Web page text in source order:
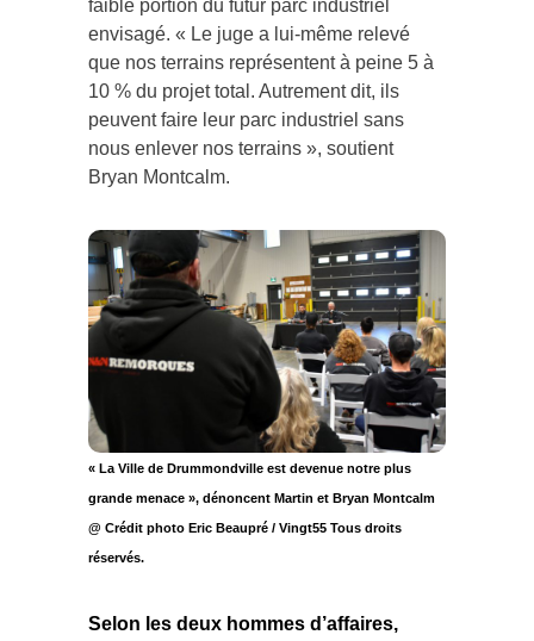
faible portion du futur parc industriel
envisagé. « Le juge a lui-même relevé
que nos terrains représentent à peine 5 à
10 % du projet total. Autrement dit, ils
peuvent faire leur parc industriel sans
nous enlever nos terrains », soutient
Bryan Montcalm.
« La Ville de Drummondville est devenue notre plus
grande menace », dénoncent Martin et Bryan Montcalm
@ Crédit photo Eric Beaupré / Vingt55 Tous droits
réservés.
Selon les deux hommes d’affaires,